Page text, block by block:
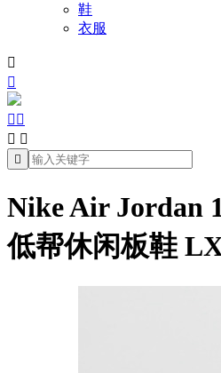
鞋
衣服


 
 

Nike Air Jordan
低帮休闲板鞋